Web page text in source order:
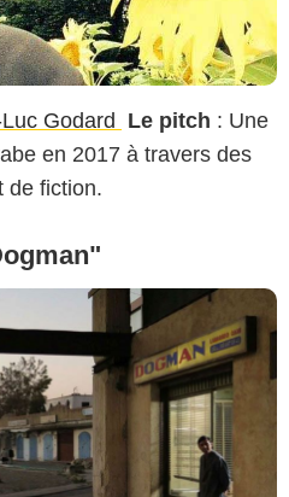
Godard Le pitch : Une
en 2017 à travers des
de fiction.